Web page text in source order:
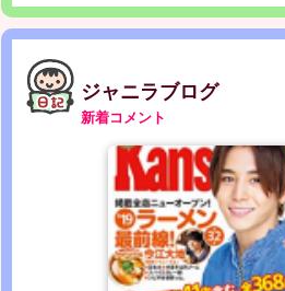
ジャニラブログ
新着コメント